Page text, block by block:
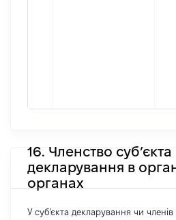
16. Членство суб’єкта
декларування в
органах
У суб'єкта декларування чи членів